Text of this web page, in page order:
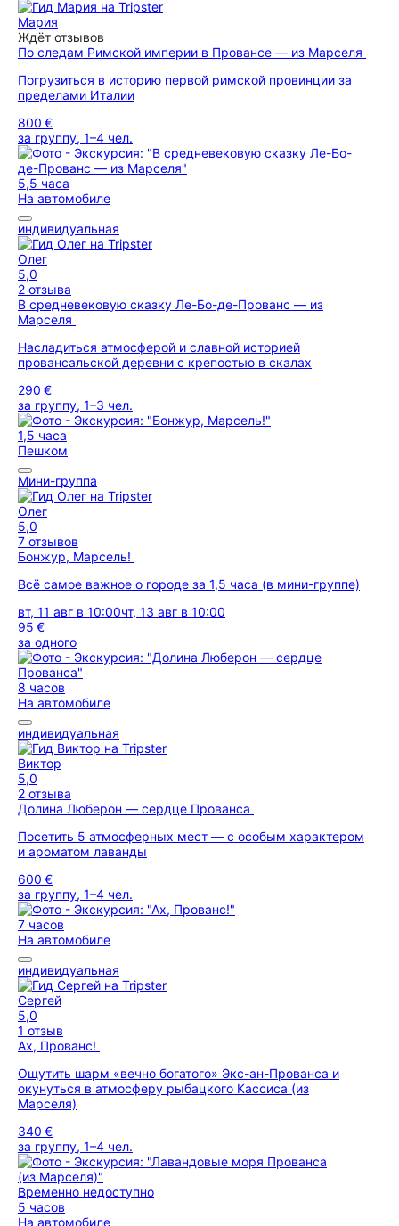
Мария
Ждёт отзывов
По следам Римской империи в Провансе — из Марселя
Погрузиться в историю первой римской провинции за
пределами Италии
800 €
за группу, 1–4 чел.
5,5 часа
На автомобиле
индивидуальная
Олег
5,0
2 отзыва
В средневековую сказку Ле-Бо-де-Прованс — из
Марселя
Насладиться атмосферой и славной историей
провансальской деревни с крепостью в скалах
290 €
за группу, 1–3 чел.
1,5 часа
Пешком
Мини-группа
Олег
5,0
7 отзывов
Бонжур, Марсель!
Всё самое важное о городе за 1,5 часа (в мини-группе)
вт, 11 авг в 10:00чт, 13 авг в 10:00
95 €
за одного
8 часов
На автомобиле
индивидуальная
Виктор
5,0
2 отзыва
Долина Люберон — сердце Прованса
Посетить 5 атмосферных мест — с особым характером
и ароматом лаванды
600 €
за группу, 1–4 чел.
7 часов
На автомобиле
индивидуальная
Сергей
5,0
1 отзыв
Ах, Прованс!
Ощутить шарм «вечно богатого» Экс-ан-Прованса и
окунуться в атмосферу рыбацкого Кассиса (из
Марселя)
340 €
за группу, 1–4 чел.
Временно недоступно
5 часов
На автомобиле